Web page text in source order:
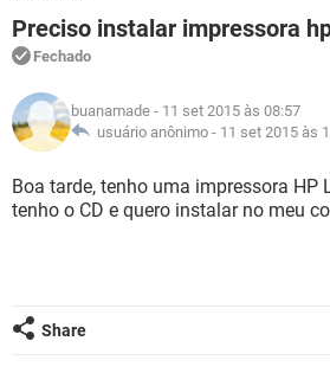
INSTAGRAM GMAIL
GUIA DE COMPRAS
OUTLOOK
INSTAGRAM
GUIA DE COMPRAS
JOGOS
CELULAR
OUTLOOK EXCEL
INSTAGRAM
GUIA DE COMPRAS
FÓRUM
JOGOS
CELULAR
INSTAGRAM GMAIL
GLOSSÁRIO
JOGOS
CELULAR
Preciso instalar impressora
Fechado
buanamade - 11 set 2015 às 08:57
usuário anônimo - 11 set 2015 às
Boa tarde, tenho uma impressora HP
tenho o CD e quero instalar no meu
Share